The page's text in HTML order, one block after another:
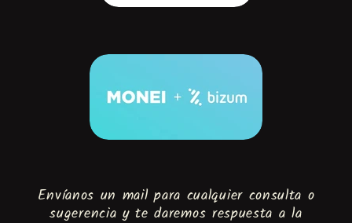
Envíanos un mail para cualquier consulta o
sugerencia y te daremos respuesta a la